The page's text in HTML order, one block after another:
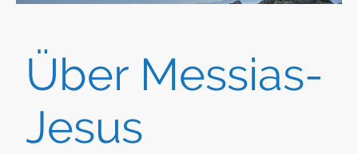
Über Messias-
Jesus